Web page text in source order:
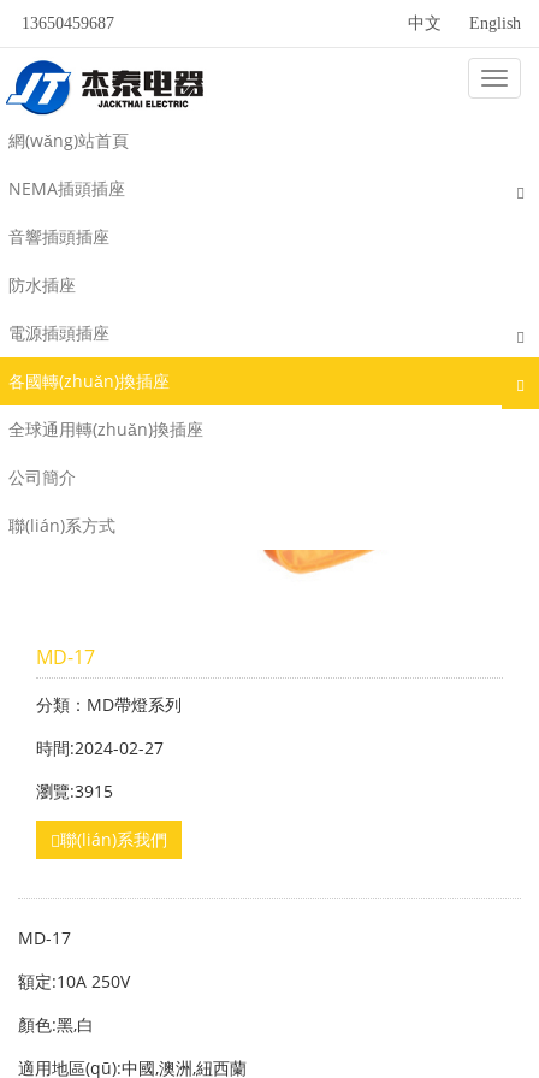
13650459687 中文 English
網(wǎng)站首頁
NEMA插頭插座
音響插頭插座
防水插座
電源插頭插座
各國轉(zhuǎn)換插座
全球通用轉(zhuǎn)換插座
公司簡介
聯(lián)系方式
MD帶燈系列
MD-17
分類：MD帶燈系列
時間:2024-02-27
瀏覽:3915
聯(lián)系我們
MD-17
額定:10A 250V
顏色:黑,白
適用地區(qū):中國,澳洲,紐西蘭